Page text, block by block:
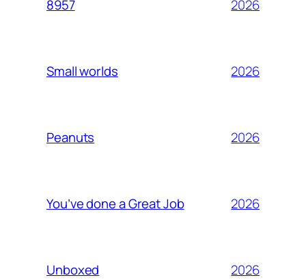
8957 2026
Small worlds 2026
Peanuts 2026
You’ve done a Great Job 2026
Unboxed 2026